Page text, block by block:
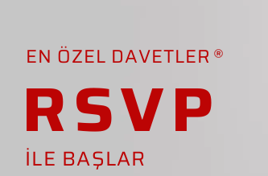
EN ÖZEL DAVETLER
RSVP
İLE BAŞLAR